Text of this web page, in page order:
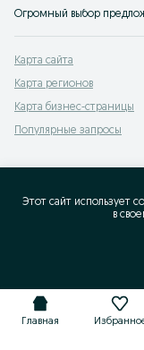
Огромный выбор
Карта сайта
Карта регионов
Карта бизнес-страницы
Популярные запросы
Главная
Этот сайт использует
в